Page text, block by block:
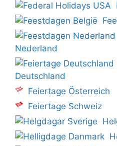
Nederland
Deutschland
Feiertage Österreich
Feiertage Schweiz